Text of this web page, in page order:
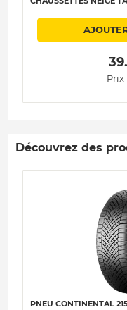
Découvrez des
PNEU CONTINENTAL